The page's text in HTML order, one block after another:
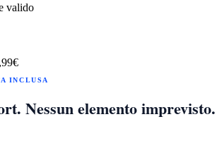
valido
INCLUSA
Nessun elemento imprevisto.